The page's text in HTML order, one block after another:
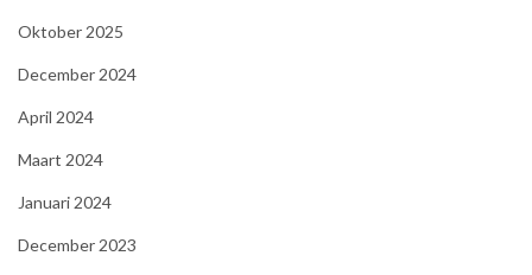
Oktober 2025
December 2024
April 2024
Maart 2024
Januari 2024
December 2023